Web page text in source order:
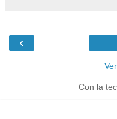
‹
Con la